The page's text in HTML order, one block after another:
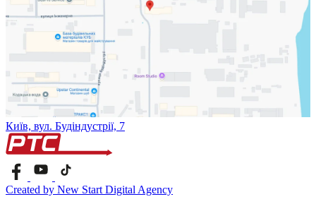
Київ, вул. Будіндустрії, 7
Created by New Start Digital Agency